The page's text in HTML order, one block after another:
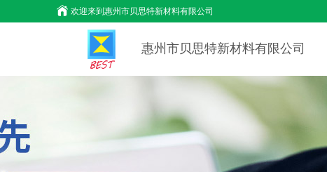
欢迎来到惠州市贝思特新材料有限公司
惠州市贝思特新材料有限公司